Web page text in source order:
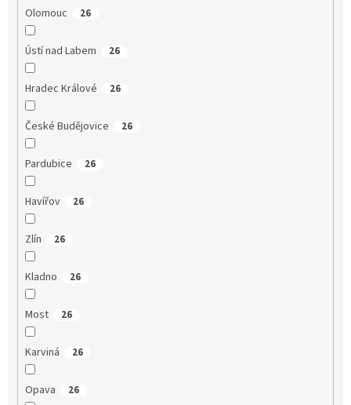
Olomouc 26
Ústí nad Labem 26
Hradec Králové 26
České Budějovice 26
Pardubice 26
Havířov 26
Zlín 26
Kladno 26
Most 26
Karviná 26
Opava 26